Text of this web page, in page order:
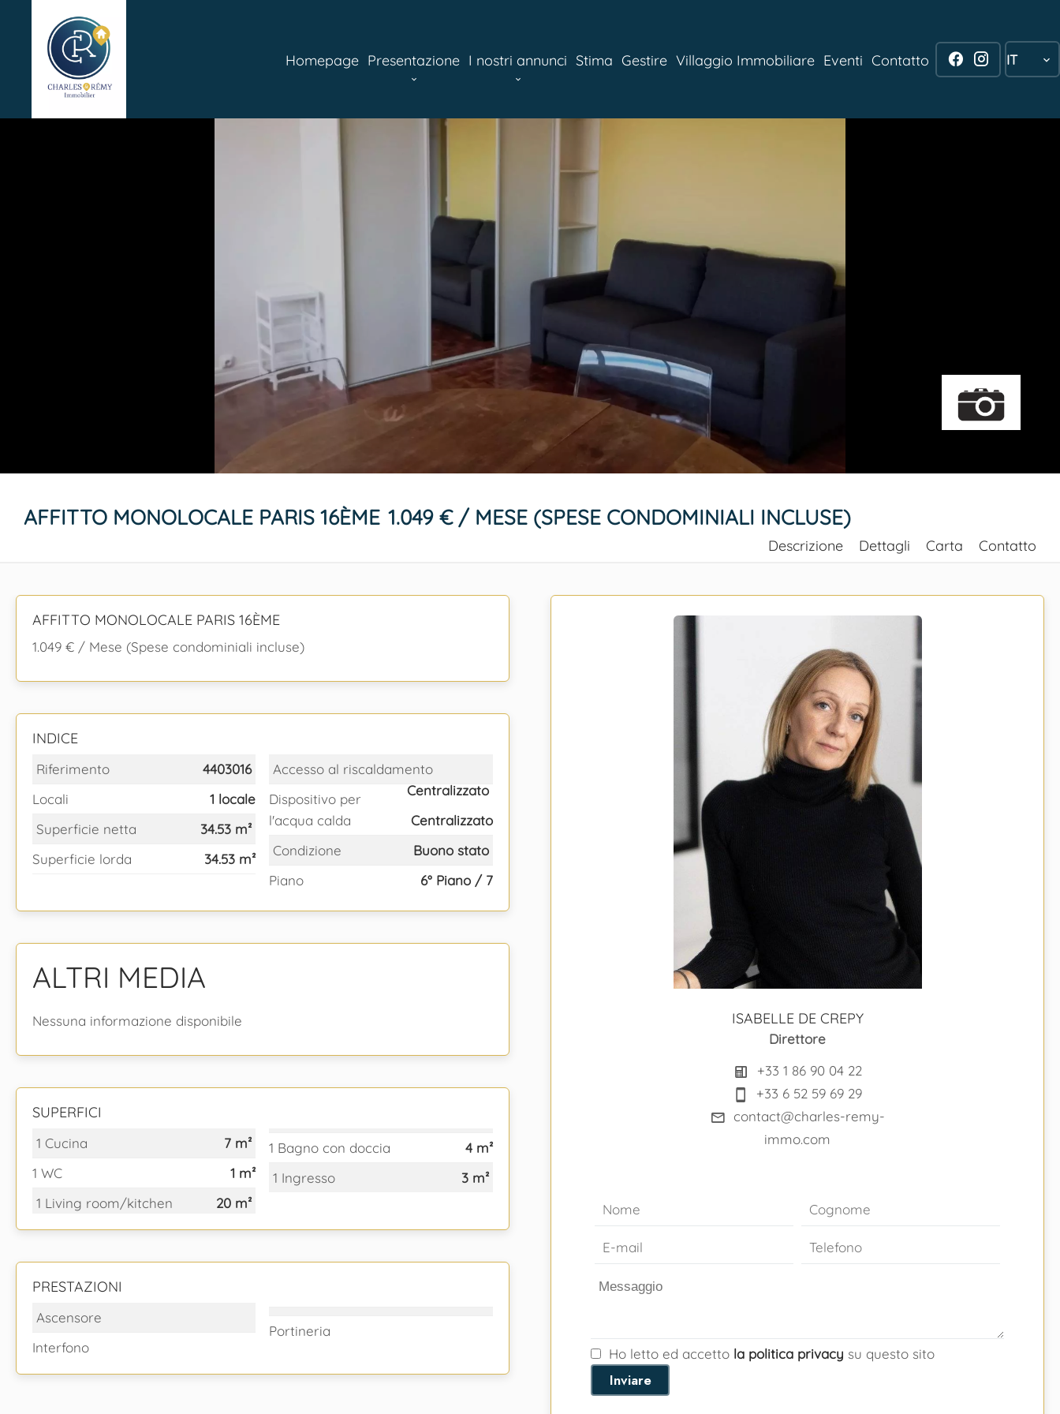
Homepage Presentazione I nostri annunci Stima Gestire Villaggio Immobiliare Eventi Contatto IT
AFFITTO MONOLOCALE PARIS 16ÈME 1.049 € / MESE (SPESE CONDOMINIALI INCLUSE)
Descrizione Dettagli Carta Contatto
AFFITTO MONOLOCALE PARIS 16ÈME
1.049 € / Mese (Spese condominiali incluse)
INDICE
Riferimento
4403016
Locali
1 locale
Superficie netta
34.53 m²
Superficie lorda
34.53 m²
Accesso al riscaldamento
Centralizzato
Dispositivo per
l'acqua calda
Centralizzato
Condizione
Buono stato
Piano
6° Piano / 7
ALTRI MEDIA
Nessuna informazione disponibile
SUPERFICI
1 Cucina
7 m²
1 WC
1 m²
1 Living room/kitchen
20 m²
1 Bagno con doccia
4 m²
1 Ingresso
3 m²
PRESTAZIONI
Ascensore
Interfono
Portineria
ISABELLE DE CREPY
Direttore
+33 1 86 90 04 22
+33 6 52 59 69 29
contact@charles-remy-
immo.com
Ho letto ed accetto la politica privacy su questo sito
Inviare